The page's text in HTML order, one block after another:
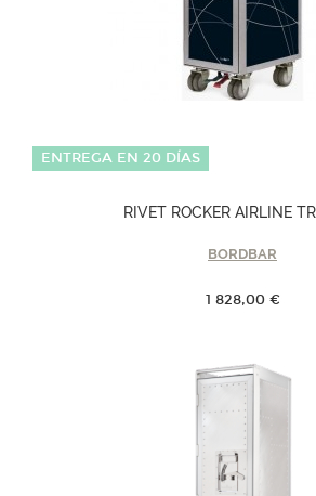
ENTREGA EN 20 DÍAS
RIVET ROCKER AIRLINE
BORDBAR
1 828,00 €